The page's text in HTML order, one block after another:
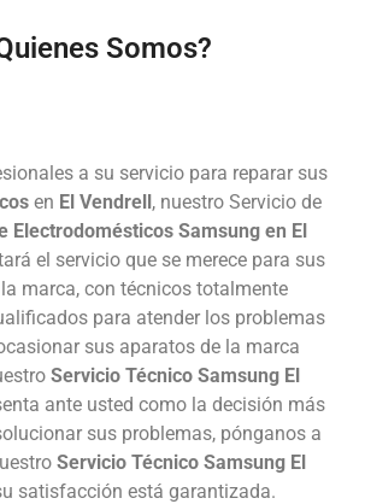
Somos?
a su servicio para reparar sus
en El Vendrell, nuestro Servicio de
Electrodomésticos Samsung en El
el servicio que se merece para sus
marca, con técnicos totalmente
para atender los problemas
sus aparatos de la marca
Servicio Técnico Samsung El
ante usted como la decisión más
sus problemas, pónganos a
Servicio Técnico Samsung El
satisfacción está garantizada.